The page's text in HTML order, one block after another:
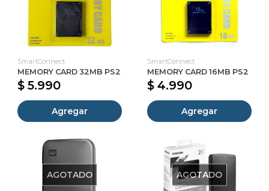
SmartConnect
MEMORY CARD 32MB PS2
$ 5.990
Agregar
SmartConnect
MEMORY CARD 16MB PS2
$ 4.990
Agregar
AGOTADO AGOTADO